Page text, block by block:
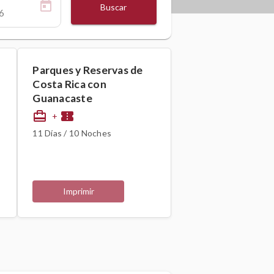
Buscar
Parques y Reservas de
Costa Rica con
Guanacaste
card_travel + confirmation_number
11 Días / 10 Noches
Imprimir